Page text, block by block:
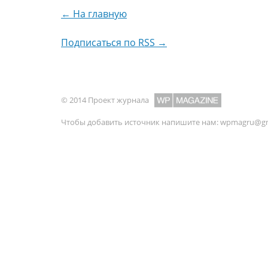
← На главную
Подписаться по RSS →
© 2014 Проект журнала
Чтобы добавить источник напишите нам: